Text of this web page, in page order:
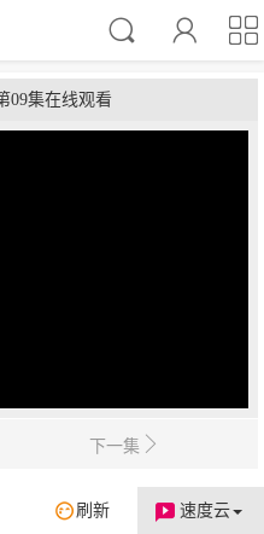
09集在线观看
下一集
速度云
刷新